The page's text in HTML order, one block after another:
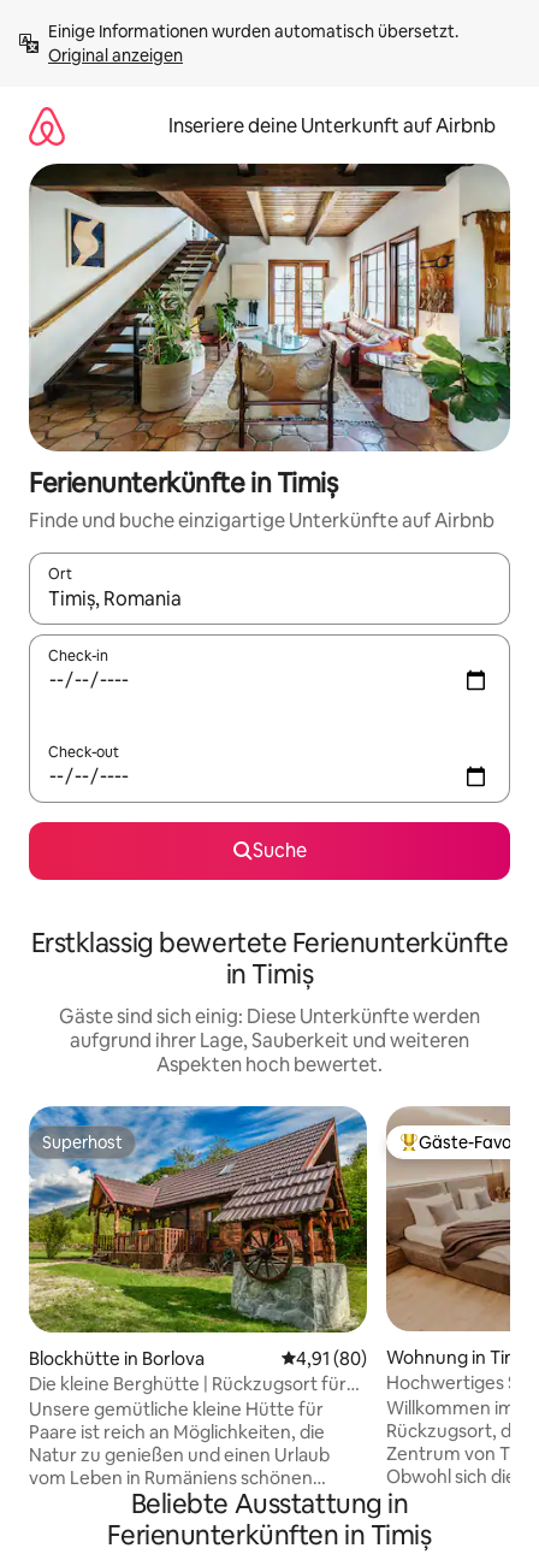
Inhalten
springenOriginal anzeigen
Inseriere deine Unterkunft auf Airbnb
Ferienunterkünfte in Timiș
Finde und buche einzigartige Unterkünfte auf Airbnb
Ort
Wenn Ergebnisse verfügbar sind, navigiere mit den
Check-in
Check-out
Suche
Erstklassig bewertete Ferienunterkünfte
in Timiș
Gäste sind sich einig: Diese Unterkünfte werden
aufgrund ihrer Lage, Sauberkeit und weiteren
Aspekten hoch bewertet.
Superhost
Superhost
Blockhütte in Borlova Durchschnittliche Bewertung:
4,91 (80)
Die kleine Berghütte | Rückzugsort für
Paare
Unsere gemütliche kleine Hütte für
Paare ist reich an Möglichkeiten, die
Natur zu genießen und einen Urlaub
vom Leben in Rumäniens schönen
Karpatengebirge zu machen. 30
Minuten vom Skigebiet Muntele Mic
entfernt und neben einem
Beliebter Gäste-
Gäste-Favorit
Wohnung in
Hochwertiges
Fuß zum
Willkommen im
Rückzugsort, der
Zentrum von
Obwohl sich die
Kommunismus
moderne
Beliebte Ausstattung in
Ferienunterkünften in Timiș